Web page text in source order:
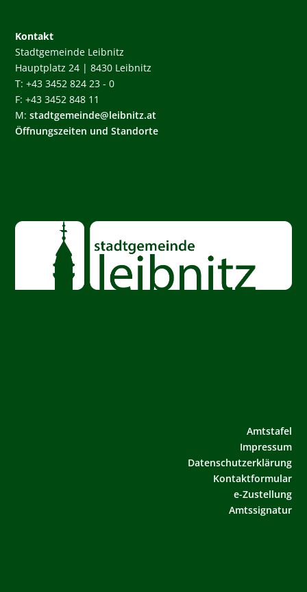
Kontakt
Stadtgemeinde Leibnitz
Hauptplatz 24 | 8430 Leibnitz
T: +43 3452 824 23 - 0
F: +43 3452 848 11
M:stadtgemeinde@leibnitz.at
Öffnungszeiten und Standorte
Amtstafel
Impressum
Datenschutzerklärung
Kontaktformular
e-Zustellung
Amtssignatur